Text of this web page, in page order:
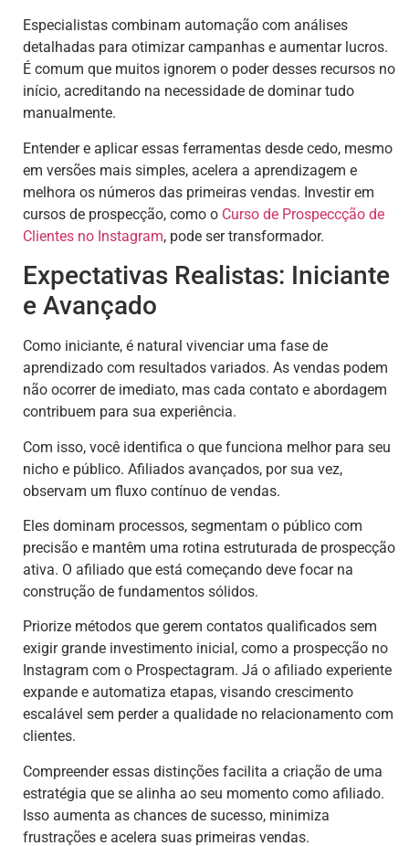
Especialistas combinam automação com análises
detalhadas para otimizar campanhas e aumentar lucros.
É comum que muitos ignorem o poder desses recursos no
início, acreditando na necessidade de dominar tudo
manualmente.
Entender e aplicar essas ferramentas desde cedo, mesmo
em versões mais simples, acelera a aprendizagem e
melhora os números das primeiras vendas. Investir em
cursos de prospecção, como o Curso de Prospeccção de
Clientes no Instagram, pode ser transformador.
Expectativas Realistas: Iniciante
e Avançado
Como iniciante, é natural vivenciar uma fase de
aprendizado com resultados variados. As vendas podem
não ocorrer de imediato, mas cada contato e abordagem
contribuem para sua experiência.
Com isso, você identifica o que funciona melhor para seu
nicho e público. Afiliados avançados, por sua vez,
observam um fluxo contínuo de vendas.
Eles dominam processos, segmentam o público com
precisão e mantêm uma rotina estruturada de prospecção
ativa. O afiliado que está começando deve focar na
construção de fundamentos sólidos.
Priorize métodos que gerem contatos qualificados sem
exigir grande investimento inicial, como a prospecção no
Instagram com o Prospectagram. Já o afiliado experiente
expande e automatiza etapas, visando crescimento
escalável sem perder a qualidade no relacionamento com
clientes.
Compreender essas distinções facilita a criação de uma
estratégia que se alinha ao seu momento como afiliado.
Isso aumenta as chances de sucesso, minimiza
frustrações e acelera suas primeiras vendas.